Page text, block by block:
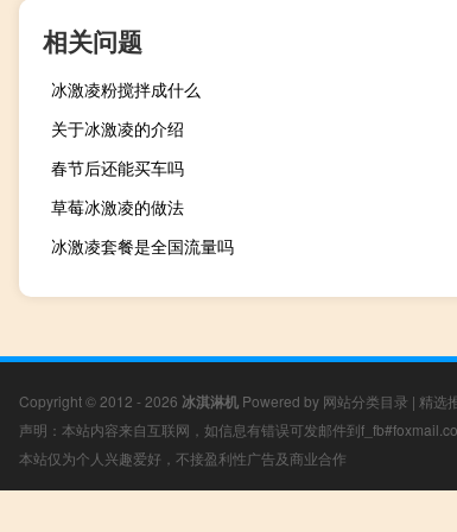
相关问题
冰激凌粉搅拌成什么
关于冰激凌的介绍
春节后还能买车吗
草莓冰激凌的做法
冰激凌套餐是全国流量吗
Copyright © 2012 - 2026 冰淇淋机 Powered by 网站分类目录 | 精选
声明：本站内容来自互联网，如信息有错误可发邮件到
本站仅为个人兴趣爱好，不接盈利性广告及商业合作